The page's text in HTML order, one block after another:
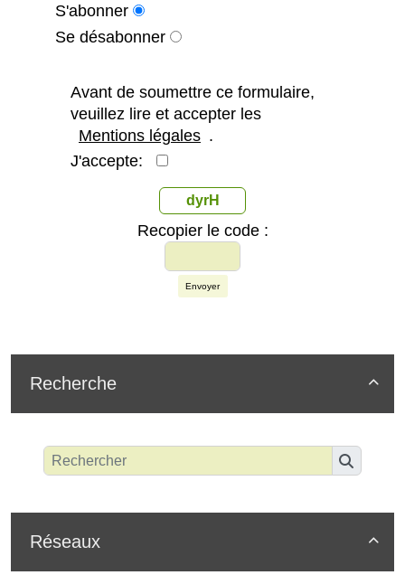
S'abonner
Se désabonner
Avant de soumettre ce formulaire,
veuillez lire et accepter les
Mentions légales .
J'accepte:
dyrH
Recopier le code :
Envoyer

Recherche

Réseaux